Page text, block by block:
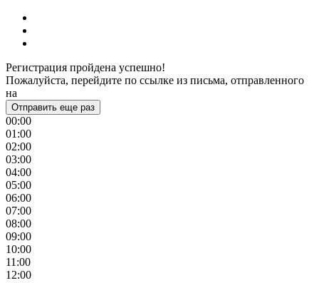
Регистрация пройдена успешно!
Пожалуйста, перейдите по ссылке из письма, отправленного
на
Отправить еще раз
00:00
01:00
02:00
03:00
04:00
05:00
06:00
07:00
08:00
09:00
10:00
11:00
12:00